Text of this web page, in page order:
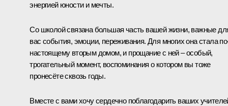
энергией юности и мечты.
Со школой связана большая часть вашей жизни, важные
вас события, эмоции, переживания. Для многих она стала
настоящему вторым домом, и прощание с ней – особый,
трогательный момент, воспоминания о котором вы тоже
пронесёте сквозь годы.
Вместе с вами хочу сердечно поблагодарить ваших